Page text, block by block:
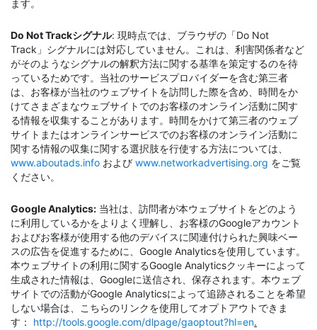
ます。
Do Not Trackシグナル: 現時点では、ブラウザの「Do Not
Track」シグナルには対応していません。これは、利害関係者など
がそのようなシグナルの解釈方法に関する基準を策定するのを待
っているためです。当社のサービスプロバイダーを含む第三者
は、お客様が当社のウェブサイトを訪問した際を含め、時間をか
けてさまざまなウェブサイトでのお客様のオンライン活動に関す
る情報を収集することがあります。時間をかけて第三者のウェブ
サイトまたはオンラインサービスでのお客様のオンライン活動に
関する情報の収集に関する選択肢を行使する方法については、
www.aboutads.info および www.networkadvertising.org をご覧
ください。
Google Analytics: 当社は、訪問者が本ウェブサイトをどのよう
に利用しているかをよりよく理解し、お客様のGoogleアカウント
およびお客様が使用する他のデバイスに関連付けられた興味ベー
スの広告を促進するために、Google Analyticsを使用しています。
本ウェブサイトの利用に関するGoogle Analyticsクッキーによって
生成された情報は、Googleに送信され、保存されます。本ウェブ
サイトでの活動がGoogle Analyticsによって追跡されることを希望
しない場合は、こちらのリンクを使用してオプトアウトできま
す： http://tools.google.com/dlpage/gaoptout?hl=en.